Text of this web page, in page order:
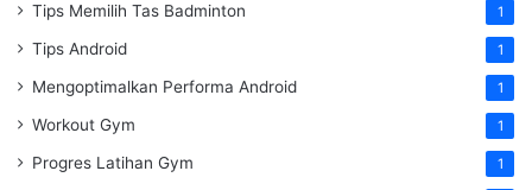
Tips Memilih Tas Badminton 1
Tips Android 1
Mengoptimalkan Performa Android 1
Workout Gym 1
Progres Latihan Gym 1